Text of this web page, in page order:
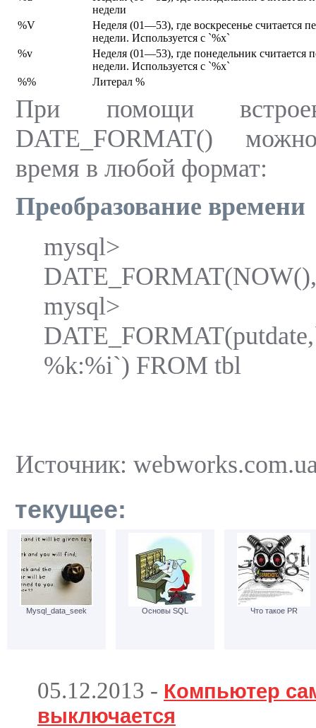
недели
%V
Неделя (01—53), где воскресенье считается
недели. Используется с `%х`
%v
Неделя (01—53), где понедельник считается
недели. Используется с `%х`
%%
Литерал %
При помощи
DATE_FORMAT()
время в любой формат:
Преобразование времени
mysql>
mysql>
%k:%i`) FROM tbl
Источник:
текущее:
Mysql_data_seek Основы SQL Что такое PR
05.12.2013 - Компьютер
выключается